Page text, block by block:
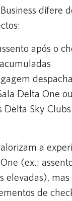
difere
após o
Delta One
Delta Sky
a
(ex.:
elevadas),
de